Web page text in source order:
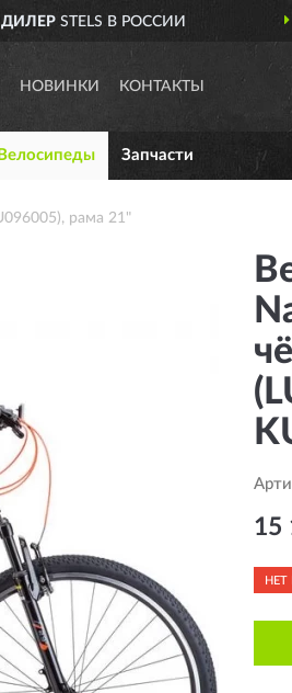
НОВИНКИ КОНТАКТЫ
Велосипеды Запчасти
рама 21"
15
НЕТ